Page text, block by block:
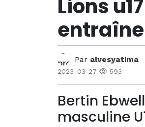
Lions
Par alvesyatima
2023-03-27 593
Bertin
masculine